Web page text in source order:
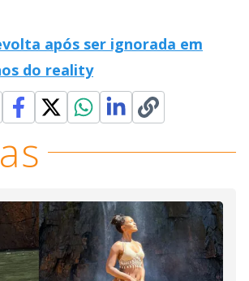
após ser ignorada em
do reality